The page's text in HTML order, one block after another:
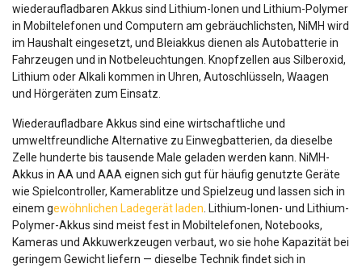
wiederaufladbaren Akkus sind Lithium-Ionen und Lithium-Polymer
in Mobiltelefonen und Computern am gebräuchlichsten, NiMH wird
im Haushalt eingesetzt, und Bleiakkus dienen als Autobatterie in
Fahrzeugen und in Notbeleuchtungen. Knopfzellen aus Silberoxid,
Lithium oder Alkali kommen in Uhren, Autoschlüsseln, Waagen
und Hörgeräten zum Einsatz.
Wiederaufladbare Akkus sind eine wirtschaftliche und
umweltfreundliche Alternative zu Einwegbatterien, da dieselbe
Zelle hunderte bis tausende Male geladen werden kann. NiMH-
Akkus in AA und AAA eignen sich gut für häufig genutzte Geräte
wie Spielcontroller, Kamerablitze und Spielzeug und lassen sich in
einem gewöhnlichen Ladegerät laden . Lithium-Ionen- und Lithium-
Polymer-Akkus sind meist fest in Mobiltelefonen, Notebooks,
Kameras und Akkuwerkzeugen verbaut, wo sie hohe Kapazität bei
geringem Gewicht liefern — dieselbe Technik findet sich in